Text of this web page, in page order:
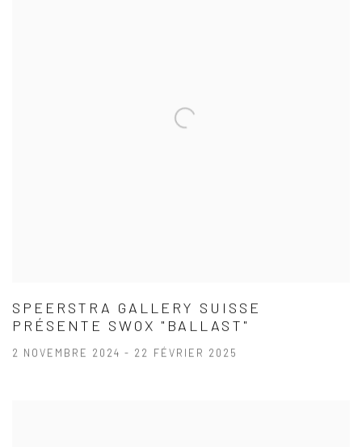
SPEERSTRA GALLERY SUISSE
PRÉSENTE SWOX "BALLAST"
2 NOVEMBRE 2024 - 22 FÉVRIER 2025